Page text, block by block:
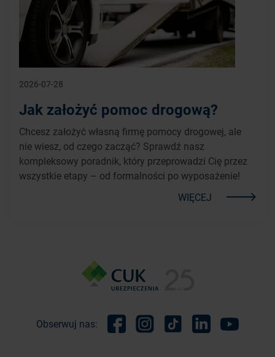
2026-07-28
Jak założyć pomoc drogową?
Chcesz założyć własną firmę pomocy drogowej, ale
nie wiesz, od czego zacząć? Sprawdź nasz
kompleksowy poradnik, który przeprowadzi Cię przez
wszystkie etapy – od formalności po wyposażenie!
WIĘCEJ
Obserwuj nas: